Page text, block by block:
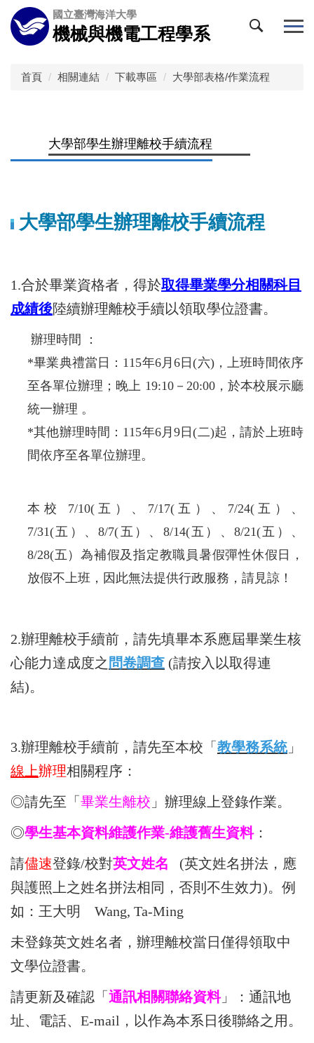
跳
到
主
國立臺灣海洋大學
機械與機電工程學系
首頁 相關連結 下載專區 大學部表格/作業流程
大學部學生辦理離校手續流程
大學部學生辦理離校手續流程
1.合於畢業資格者，得於取得畢業學分相關科目
成績後陸續辦理離校手續以領取學位證書。
辦理時間 ：
*畢業典禮當日：115年6月6日(六)，上班時間依序
至各單位辦理；晚上 19:10－20:00，於本校展示廳
統一辦理 。
*其他辦理時間：115年6月9日(二)起，請於上班時
間依序至各單位辦理。
本校 7/10(五）、7/17(五）、7/24(五）、
7/31(五）、8/7(五）、8/14(五）、8/21(五）、
8/28(五）為補假及指定教職員暑假彈性休假日，
放假不上班，因此無法提供行政服務，請見諒！
2.辦理離校手續前，請先填畢本系應屆畢業生核
心能力達成度之 問卷調查 (請按入以取得連
結)。
3.辦理離校手續前，請先至本校「 教學務系統」
線上辦理相關程序：
◎請先至「 畢業生離校 」辦理線上登錄作業。
◎學生基本資料維護作業-維護舊生資料：
請儘速登錄/校對英文姓名 (英文姓名拼法，應
與護照上之姓名拼法相同，否則不生效力)。例
如：王大明 Wang, Ta-Ming
未登錄英文姓名者，辦理離校當日僅得領取中
文學位證書。
請更新及確認 「 通訊相關聯絡資料」 ： 通訊地
址、電話、E-mail， 以作為本系日後聯絡之用。